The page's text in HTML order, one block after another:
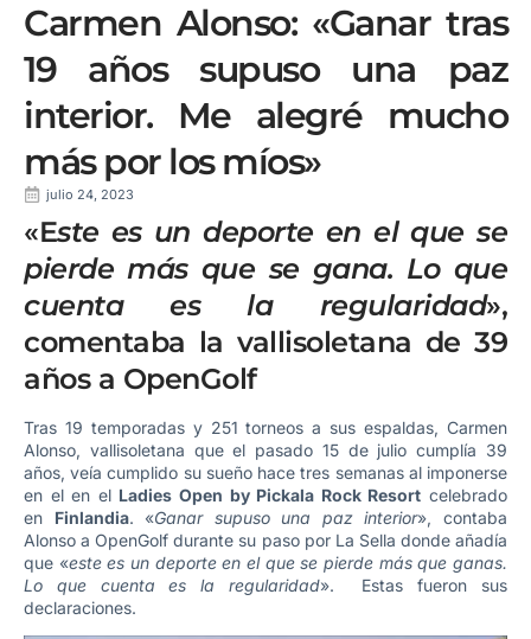
Carmen Alonso: «Ganar tras
19 años supuso una paz
interior. Me alegré mucho
más por los míos»
julio 24, 2023
«Este es un deporte en el que se
pierde más que se gana. Lo que
cuenta es la regularidad»,
comentaba la vallisoletana de 39
años a OpenGolf
Tras 19 temporadas y 251 torneos a sus espaldas, Carmen
Alonso, vallisoletana que el pasado 15 de julio cumplía 39
años, veía cumplido su sueño hace tres semanas al imponerse
en el en el Ladies Open by Pickala Rock Resort celebrado
en Finlandia. «Ganar supuso una paz interior», contaba
Alonso a OpenGolf durante su paso por La Sella donde añadía
que «este es un deporte en el que se pierde más que ganas.
Lo que cuenta es la regularidad». Estas fueron sus
declaraciones.